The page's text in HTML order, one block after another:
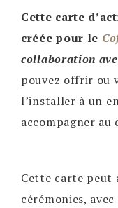
Cette carte
créée pour le
collaboration
pouvez offrir ou
l’installer à un
accompagner au
Cette carte peut
cérémonies,